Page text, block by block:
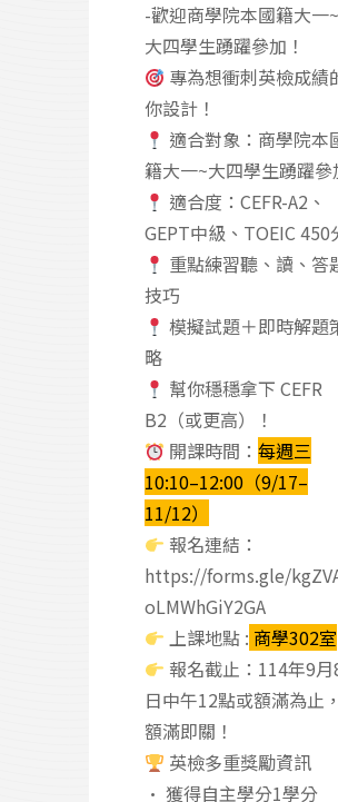
-歡迎商學院本國籍大一~
大四學生踴躍參加！
專為想衝刺英檢成績
你設計！
適合對象：商學院本
籍大一~大四學生踴躍參
適合度：CEFR-A2、
GEPT中級、TOEIC 450
重點練習聽、讀、答
技巧
模擬試題＋即時解題
略
幫你穩穩拿下 CEFR
B2（或更高）！
開課時間：每週三
10:10–12:00（9/17–
11/12）
報名連結：
https://forms.gle/
oLMWhGiY2GA
上課地點 : 商學302室
報名截止：114年9月
日中午12點或額滿為止，
額滿即關！
英檢多重獎勵資訊
• 獲得自主學分1學分